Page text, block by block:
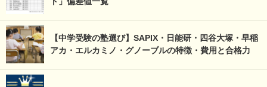
【中学受験の塾選び】SAPIX・日能研・四谷大塚・早稲
アカ・エルカミノ・グノーブルの特徴・費用と合格力